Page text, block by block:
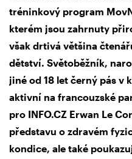
tréninkový program
kterém jsou zahrnuty
však drtivá většina
dětství. Světoběžník,
jiné od 18 let černý pás v
aktivní na francouzské
pro INFO.CZ Erwan Le
představu o zdravém
kondice, ale také